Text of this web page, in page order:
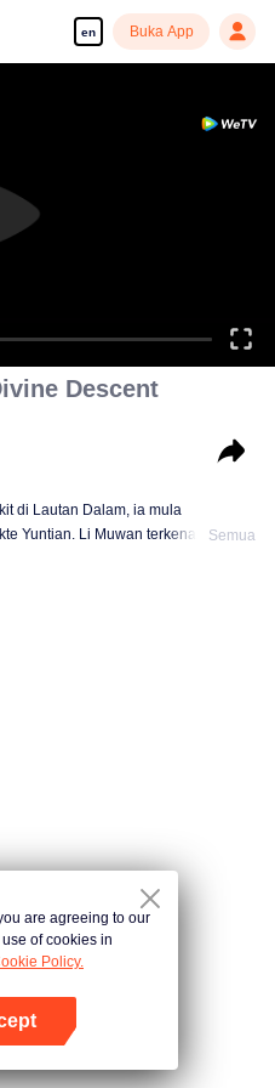
en Buka App
Descent
di Lautan Dalam, ia mula
Yuntian. Li Muwan terkena racun
Dengan kekuatan cinta
Dewa Purba, mereka bersama
Semua
Immortal
the Heavens
are agreeing to our
of cookies in
Policy.